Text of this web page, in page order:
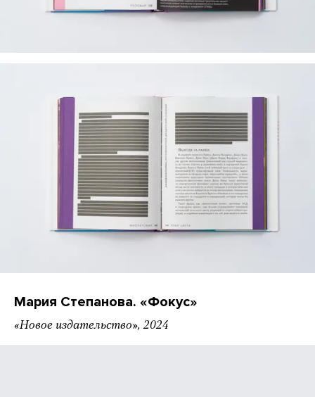
Мария Степанова. «Фокус»
«Новое издательство», 2024